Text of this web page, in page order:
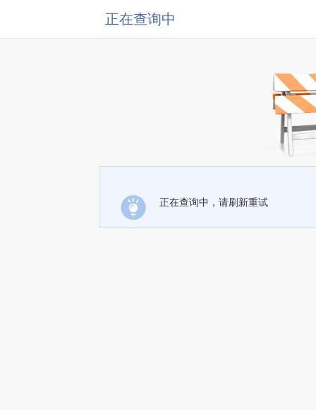
正在查询中
正在查询中，请刷新重试